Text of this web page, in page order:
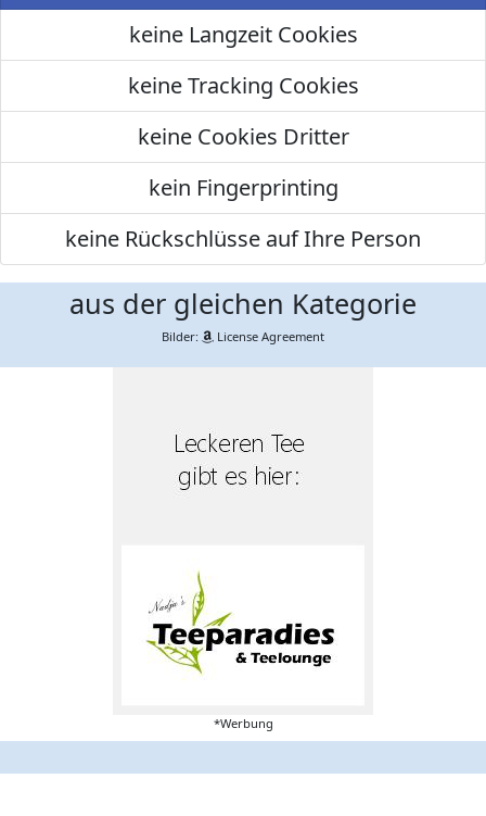
keine Langzeit Cookies
keine Tracking Cookies
keine Cookies Dritter
kein Fingerprinting
keine Rückschlüsse auf Ihre Person
aus der gleichen Kategorie
Bilder: License Agreement
*Werbung